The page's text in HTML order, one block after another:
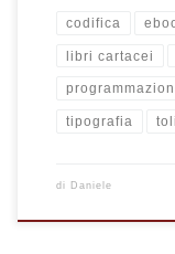
codifica
libri cartacei
tipografia
di Daniele